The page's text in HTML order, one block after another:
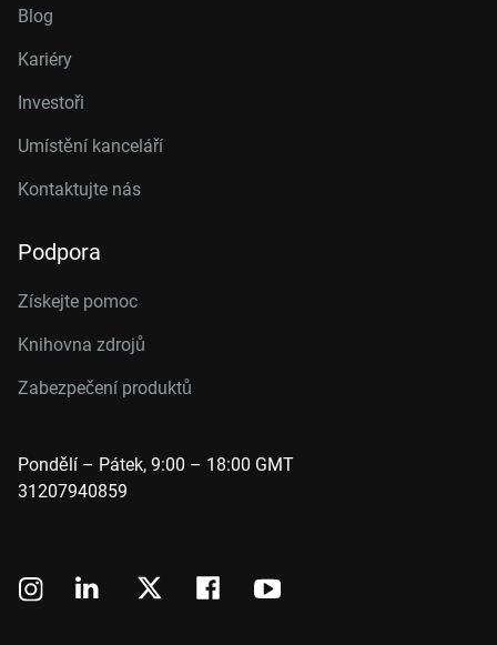
Blog
Kariéry
Investoři
Umístění kanceláří
Kontaktujte nás
Podpora
Získejte pomoc
Knihovna zdrojů
Zabezpečení produktů
Pondělí – Pátek, 9:00 – 18:00 GMT
31207940859